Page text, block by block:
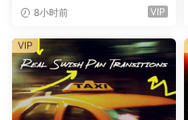
手绘螺旋有机曲线版面设计封
ace（16160）
8小时前 VIP
VIP